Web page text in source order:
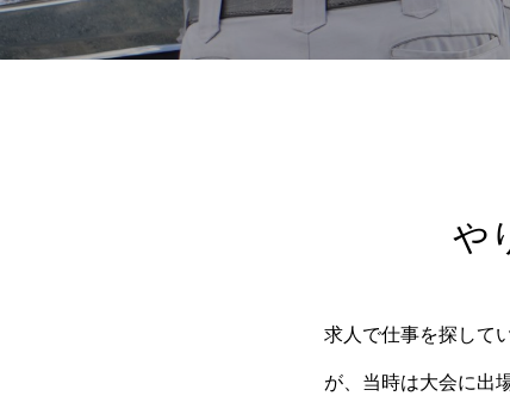
や
求人で仕事を探して
が、当時は大会に出